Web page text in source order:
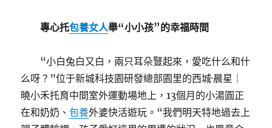
專心托包養女人舉“小小孩”的幸福時間
“小白兔白又白，兩只耳朵豎起來，愛吃什么和什
么呀？”位于新城科技園研發總部園里的西城·晨星｜
曉小禾托育中間室外運動場地上，13個月的小湯圓正
在和奶奶、包養外婆快活遊玩。“我們明天特地過去上